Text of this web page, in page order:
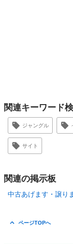
関連キーワード
ジャングル
サイト
関連の掲示板
中古あげます・譲り
ページTOPへ